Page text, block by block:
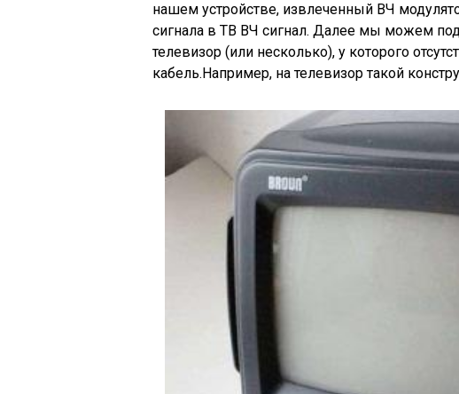
нашем устройстве, извлеченный ВЧ
сигнала в ТВ ВЧ сигнал. Далее мы можем
телевизор (или несколько), у которого
кабель.Например, на телевизор такой